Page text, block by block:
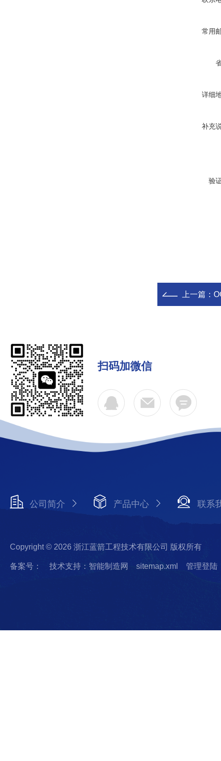
常用
详细
补充
验
上一篇：
扫码加微信
公司简介 产品中心 联系
Copyright © 2026 浙江蓝箭工程技术有限公司 版权所有
备案号： 技术支持：智能制造网 sitemap.xml 管理登陆